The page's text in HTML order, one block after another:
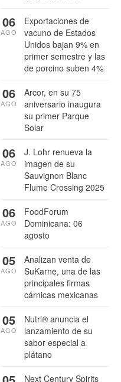
Exportaciones de
vacuno de Estados
Unidos bajan 9% en
primer semestre y las
de porcino suben 4%
06
AGO
Arcor, en su 75
aniversario inaugura
su primer Parque
Solar
06
AGO
J. Lohr renueva la
imagen de su
Sauvignon Blanc
Flume Crossing 2025
06
AGO
FoodForum
Dominicana: 06
agosto
06
AGO
Analizan venta de
SuKarne, una de las
principales firmas
cárnicas mexicanas
05
AGO
Nutri® anuncia el
lanzamiento de su
sabor especial a
plátano
05
AGO
Next Century Spirits